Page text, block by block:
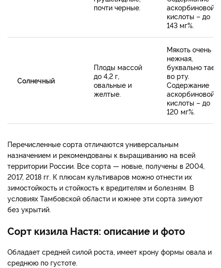
почти черные.
аскорбиновой
кислоты – до
143 мг%.
Солнечный
Плоды массой
до 4,2 г,
овальные и
желтые.
Мякоть очень
нежная,
буквально тает
во рту.
Содержание
аскорбиновой
кислоты – до
120 мг%.
Перечисленные сорта отличаются универсальным
назначением и рекомендованы к выращиванию на всей
территории России. Все сорта — новые, получены в 2004,
2017, 2018 гг. К плюсам культиваров можно отнести их
зимостойкость и стойкость к вредителям и болезням. В
условиях Тамбовской области и южнее эти сорта зимуют
без укрытий.
Сорт кизила Настя: описание и фото
Обладает средней силой роста, имеет крону формы овала и
среднюю по густоте.